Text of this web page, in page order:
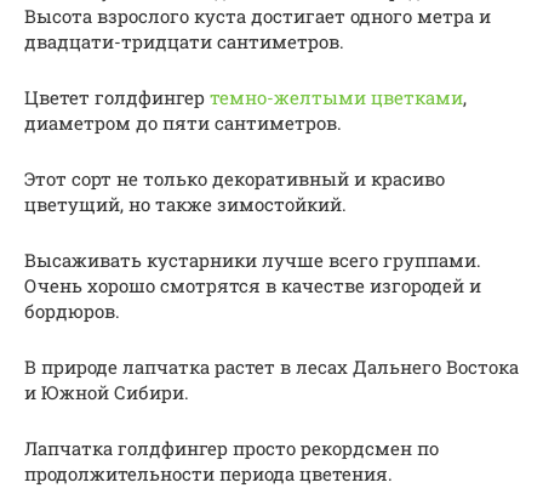
Высота взрослого куста достигает одного метра и
двадцати-тридцати сантиметров.
Цветет голдфингер темно-желтыми цветками,
диаметром до пяти сантиметров.
Этот сорт не только декоративный и красиво
цветущий, но также зимостойкий.
Высаживать кустарники лучше всего группами.
Очень хорошо смотрятся в качестве изгородей и
бордюров.
В природе лапчатка растет в лесах Дальнего Востока
и Южной Сибири.
Лапчатка голдфингер просто рекордсмен по
продолжительности периода цветения.